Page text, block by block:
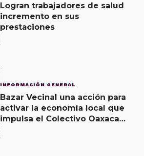
Logran trabajadores de salud
incremento en sus
prestaciones
INFORMACIÓN GENERAL
Bazar Vecinal una acción para
activar la economía local que
impulsa el Colectivo Oaxaca